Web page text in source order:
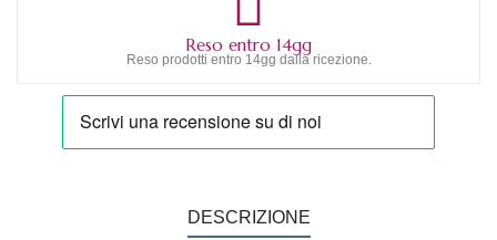
Reso entro 14gg
Reso prodotti entro 14gg dalla ricezione.
DESCRIZIONE